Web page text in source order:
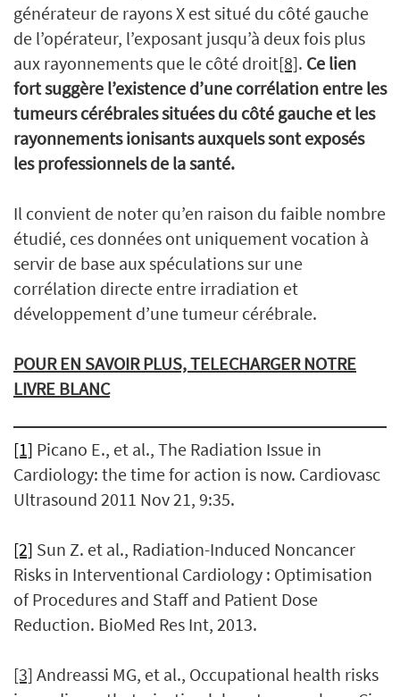
générateur de rayons X est situé du côté gauche
de l’opérateur, l’exposant jusqu’à deux fois plus
aux rayonnements que le côté droit[8]. Ce lien
fort suggère l’existence d’une corrélation entre les
tumeurs cérébrales situées du côté gauche et les
rayonnements ionisants auxquels sont exposés
les professionnels de la santé.
Il convient de noter qu’en raison du faible nombre
étudié, ces données ont uniquement vocation à
servir de base aux spéculations sur une
corrélation directe entre irradiation et
développement d’une tumeur cérébrale.
POUR EN SAVOIR PLUS, TELECHARGER NOTRE
LIVRE BLANC
[1] Picano E., et al., The Radiation Issue in
Cardiology: the time for action is now. Cardiovasc
Ultrasound 2011 Nov 21, 9:35.
[2] Sun Z. et al., Radiation-Induced Noncancer
Risks in Interventional Cardiology : Optimisation
of Procedures and Staff and Patient Dose
Reduction. BioMed Res Int, 2013.
[3] Andreassi MG, et al., Occupational health risks